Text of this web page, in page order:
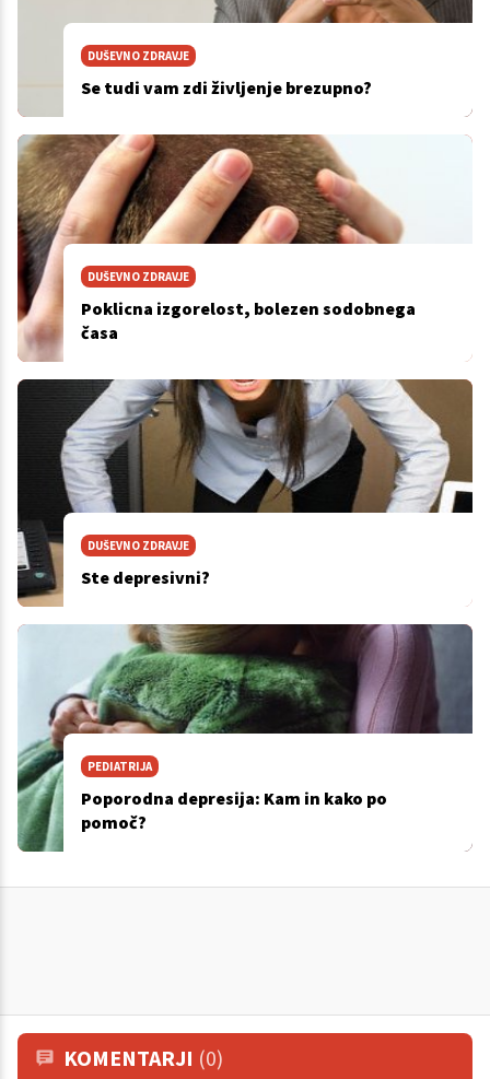
DUŠEVNO ZDRAVJE
Se tudi vam zdi življenje brezupno?
DUŠEVNO ZDRAVJE
Poklicna izgorelost, bolezen sodobnega
časa
DUŠEVNO ZDRAVJE
Ste depresivni?
PEDIATRIJA
Poporodna depresija: Kam in kako po
pomoč?
KOMENTARJI (0)